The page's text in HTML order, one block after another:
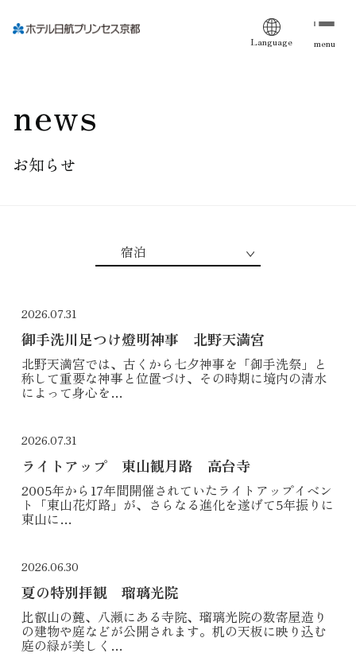
Language menu
news
お知らせ
2026.07.31
御手洗川足つけ燈明神事 北野天満宮
北野天満宮では、古くから七夕神事を「御手洗祭」と
称して重要な神事と位置づけ、その時期に境内の清水
によって身心を…
2026.07.31
ライトアップ 東山観月路 高台寺
2005年から17年間開催されていたライトアップイベン
ト「東山花灯路」が、さらなる進化を遂げて5年振りに
東山に…
2026.06.30
夏の特別拝観 瑠璃光院
比叡山の麓、八瀬にある寺院、瑠璃光院の数寄屋造り
の建物や庭などが公開されます。机の天板に映り込む
庭の緑が美しく…